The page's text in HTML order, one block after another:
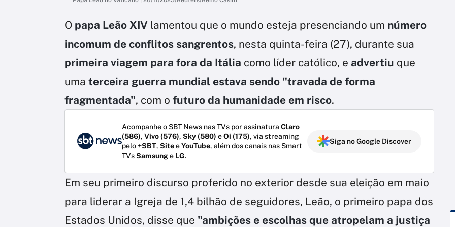
O papa Leão XIV lamentou que o mundo esteja presenciando um número
incomum de conflitos sangrentos, nesta quinta-feira (27), durante sua
primeira viagem para fora da Itália como líder católico, e advertiu que
uma terceira guerra mundial estava sendo "travada de forma
fragmentada", com o futuro da humanidade em risco.
Acompanhe o SBT News nas TVs por assinatura Claro
(586), Vivo (576), Sky (580) eOi (175), via streaming
pelo+SBT, SiteeYouTube, além dos canais nas Smart
TVsSamsunge LG.
Siga no Google Discover
Em seu primeiro discurso proferido no exterior desde sua eleição em maio
para liderar a Igreja de 1,4 bilhão de seguidores, Leão, o primeiro papa dos
Estados Unidos, disse que "ambições e escolhas que atropelam a justiça